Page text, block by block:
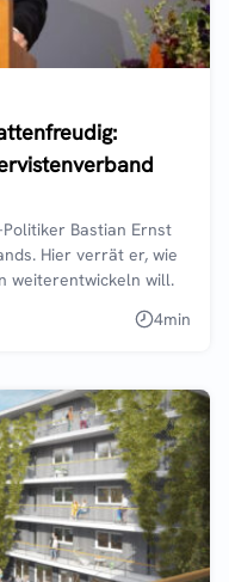
Bastian Ernst
Hier verrät er, wie
weiterentwickeln will.
4min